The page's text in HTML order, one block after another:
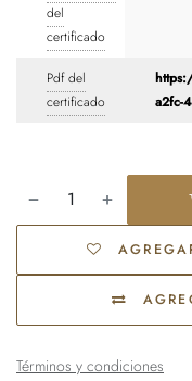
del
certificado
Pdf del
certificado
a2fc-
Términos y condiciones